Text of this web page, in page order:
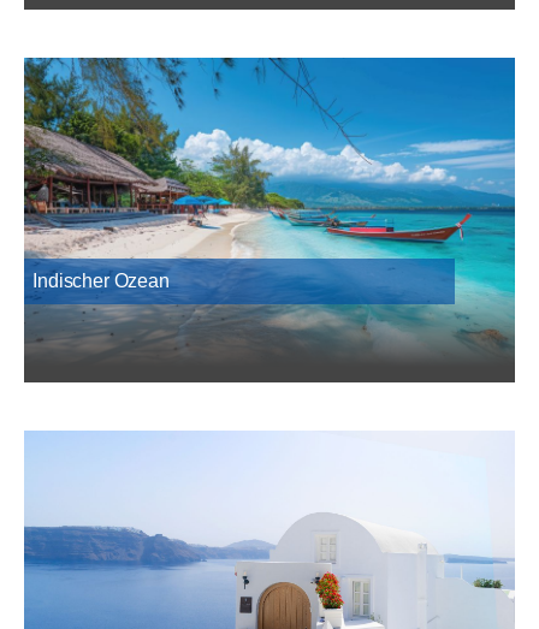
Indischer Ozean